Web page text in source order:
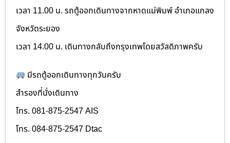
เวลา 11.00 น. รถตู้ออกเดินทางจากหาดแม่พิมพ์ อำเภอแกลง
จังหวัดระยอง
เวลา 14.00 น. เดินทางกลับถึงกรุงเทพโดยสวัสดิภาพครับ
มีรถตู้ออกเดินทางทุกวันครับ
สำรองที่นั่งเดินทาง
โทร. 081-875-2547 AIS
โทร. 084-875-2547 Dtac